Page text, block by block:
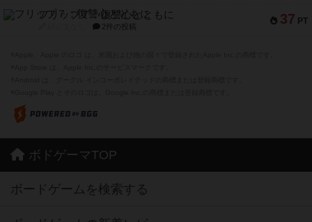
37 PT
フリップ７：復讐心とともに
2件の投稿
ボドゲーマTOP
ボードゲームを検索する